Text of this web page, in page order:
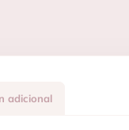
adicional